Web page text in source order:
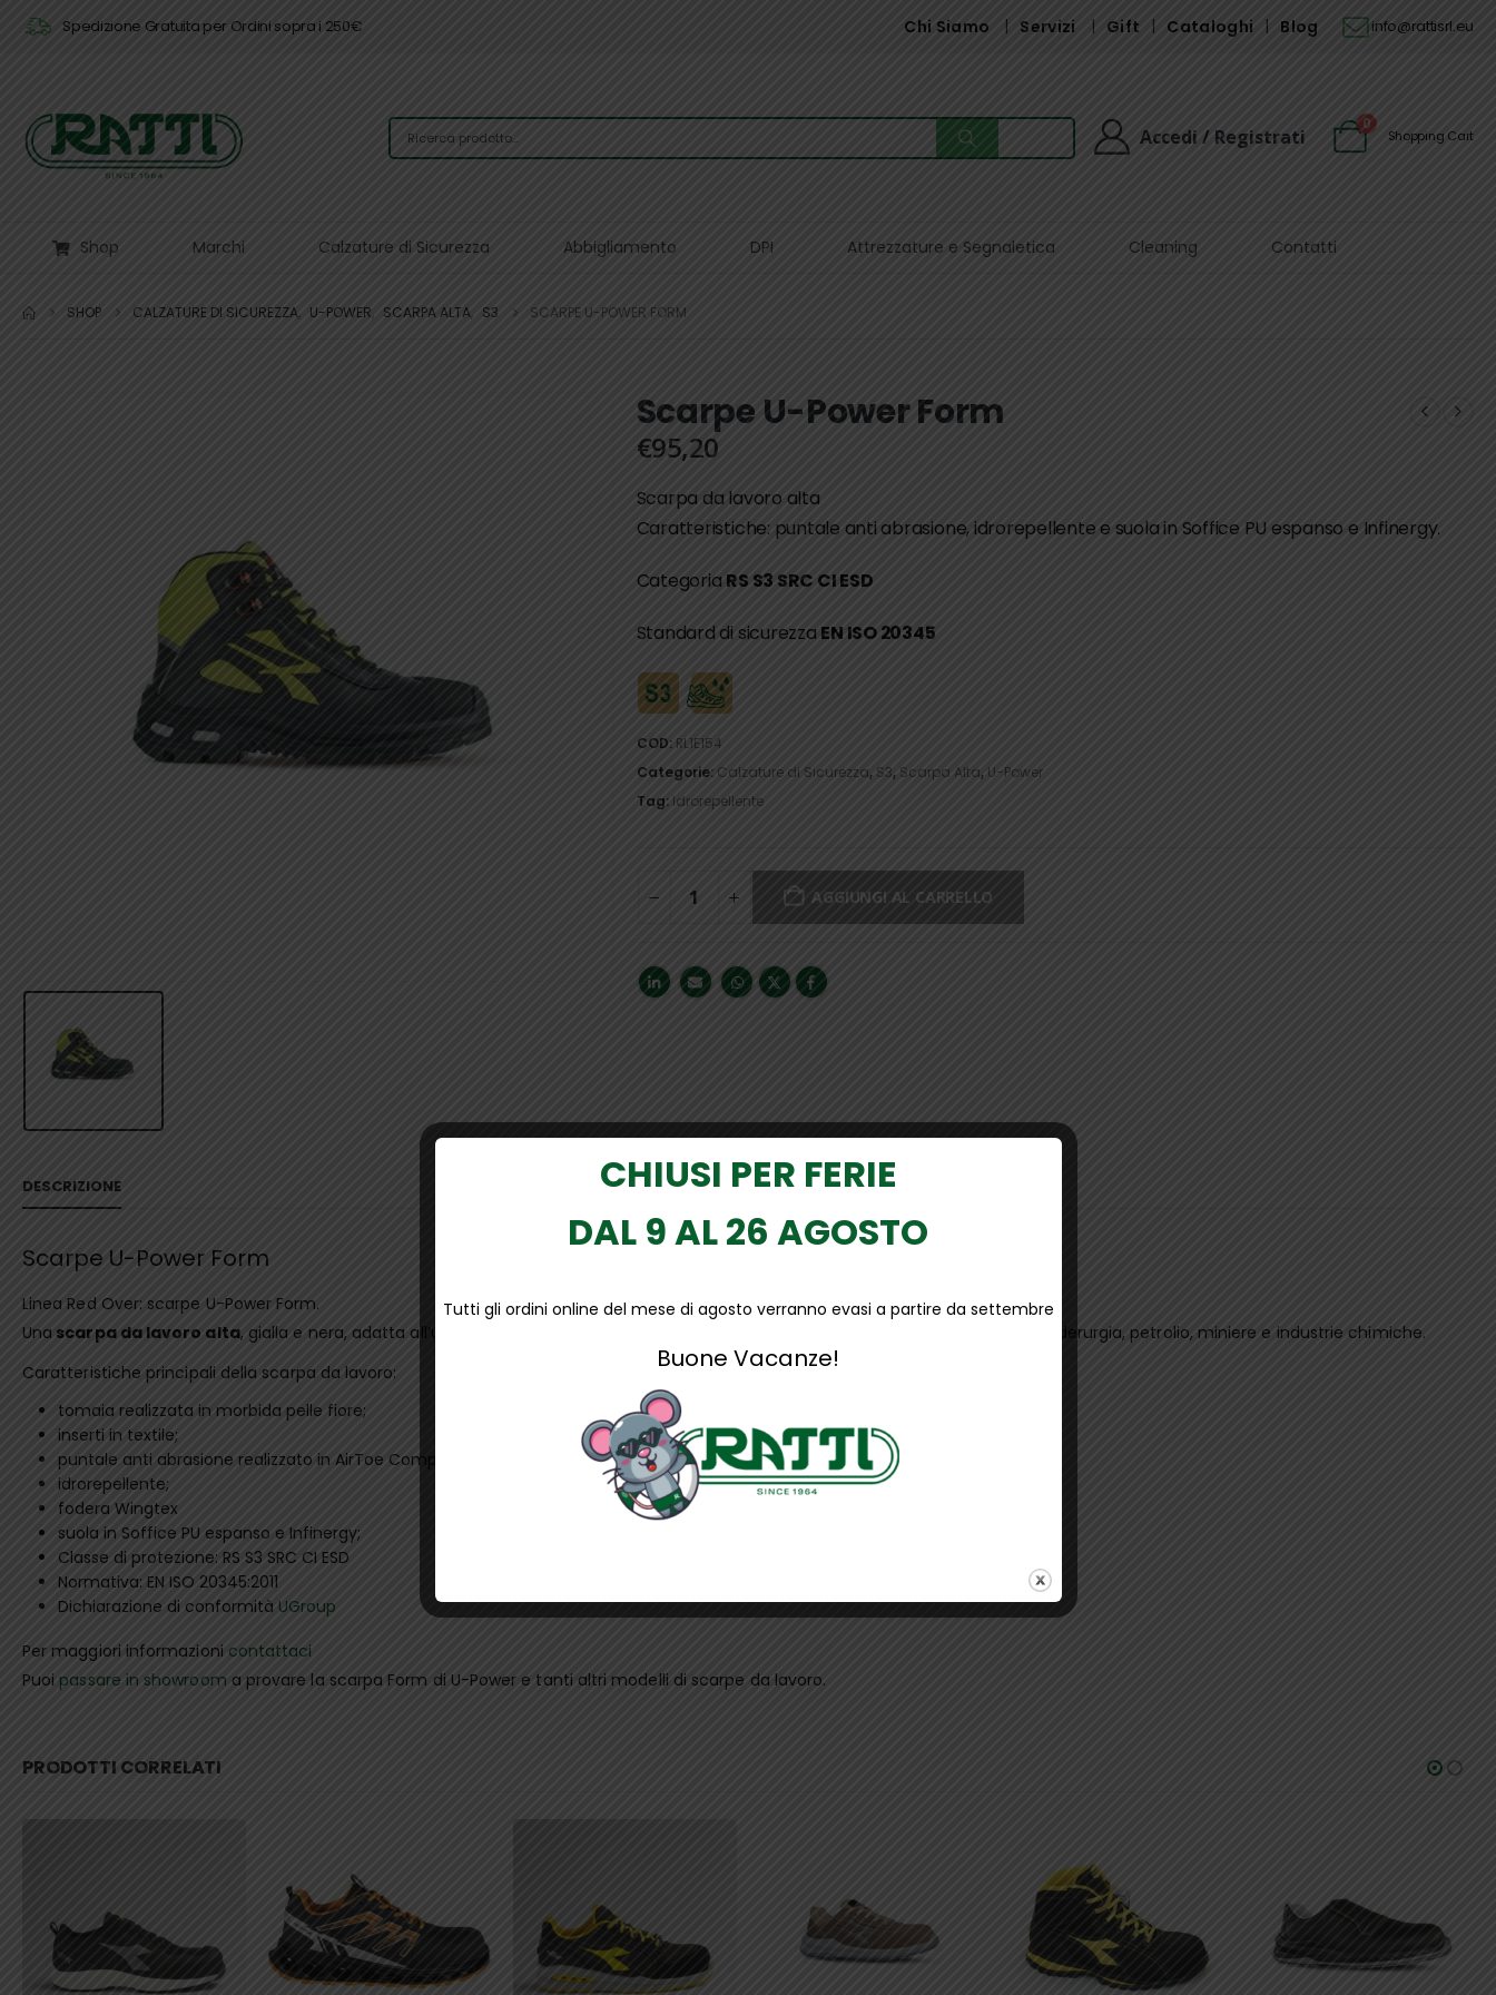
Spedizione Gratuita per Ordini sopra i 250€ Chi Siamo Servizi Gift Cataloghi Blog info@rattisrl.eu
Accedi / Registrati
0
Shopping Cart
Shop Marchi Calzature di Sicurezza Abbigliamento DPI Attrezzature e Segnaletica Cleaning Contatti
SHOP CALZATURE DI SICUREZZA, U-POWER SCARPA ALTA, S3 SCARPE U-POWER FORM
Scarpe U-Power Form
€95,20
Scarpa da lavoro alta
Caratteristiche: puntale anti abrasione, idrorepellente e suola in Soffice PU espanso e Infinergy.
Categoria RS S3 SRC CI ESD
Standard di sicurezza EN ISO 20345
COD: RL1E154
Categorie: Calzature di Sicurezza, S3, Scarpa Alta, U-Power
Tag: Idrorepellente
AGGIUNGI AL CARRELLO
DESCRIZIONE
Scarpe U-Power Form
Linea Red Over: scarpe U-Power Form.
Una scarpa da lavoro alta, gialla e nera, adatta all’uso in ambienti freddi, umidi e secchi. Utilizzata per impieghi di assemblaggio, siderurgia, petrolio, miniere e industrie chimiche.
Caratteristiche principali della scarpa da lavoro:
tomaia realizzata in morbida pelle fiore;
inserti in textile;
puntale anti abrasione realizzato in AirToe Composite;
idrorepellente;
fodera Wingtex
suola in Soffice PU espanso e Infinergy;
Classe di protezione: RS S3 SRC CI ESD
Normativa: EN ISO 20345:2011
Dichiarazione di conformità UGroup
Per maggiori informazioni contattaci
Puoi passare in showroom a provare la scarpa Form di U-Power e tanti altri modelli di scarpe da lavoro.
PRODOTTI CORRELATI
CHIUSI PER FERIE
DAL 9 AL 26 AGOSTO
Tutti gli ordini online del mese di agosto verranno evasi a partire da settembre
Buone Vacanze!